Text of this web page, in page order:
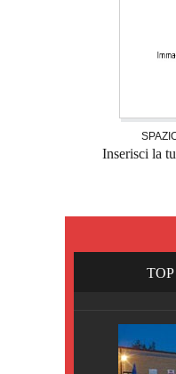
Inserisci la